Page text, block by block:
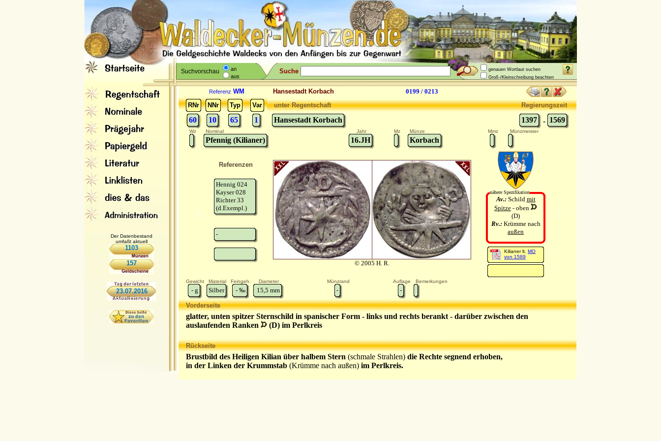
Suchvorschau
an
aus
Suche
genauen Wortlaut suchen
Groß-/Kleinschreibung beachten
Der Datenbestand
umfaßt aktuell
1103
157
23.07.2016
Referenz WM Hansestadt Korbach
0199 / 0213
RNr
NNr Typ Var
60 10 65 1
unter Regentschaft Regierungszeit
Hansestadt Korbach 1397 - 1569
Wz Nominal Jahr Mz Münze Mmz Münzmeister
Pfennig (Kilianer) 16.JH Korbach
Referenzen
Hennig 024
Kayser 028
Richter 33
(d.Exempl.)
-
© 2005 H. R.
nähere Spezifikation
Av.: Schild mit
Spitze - oben
(D)
Rv.: Krümme nach
außen
Kilianer lt. MO
von 1589
Gewicht Material Feingeh. Diameter Münzrand Auflage Bemerkungen
- g Silber - ‰ 15,5 mm - -
Vorderseite
glatter, unten spitzer Sternschild in spanischer Form - links und rechts berankt - darüber zwischen den
auslaufenden Ranken
(D) im Perlkreis
Rückseite
Brustbild des Heiligen Kilian über halbem Stern (schmale Strahlen) die Rechte segnend erhoben,
in der Linken der Krummstab (Krümme nach außen) im Perlkreis.